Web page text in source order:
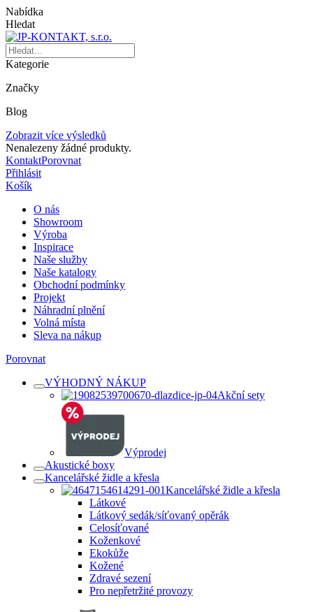
Nabídka
Hledat
Kategorie
Značky
Blog
Zobrazit více výsledků
Nenalezeny žádné produkty.
KontaktPorovnat
Přihlásit
Košík
O nás
Showroom
Výroba
Inspirace
Naše služby
Naše katalogy
Obchodní podmínky
Projekt
Náhradní plnění
Volná místa
Sleva na nákup
Porovnat
VÝHODNÝ NÁKUP
Akční sety
Výprodej
Akustické boxy
Kancelářské židle a křesla
Kancelářské židle a křesla
Látkové
Látkový sedák/síťovaný opěrák
Celosíťované
Koženkové
Ekokůže
Kožené
Zdravé sezení
Pro nepřetržité provozy